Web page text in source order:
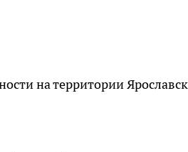
на территории